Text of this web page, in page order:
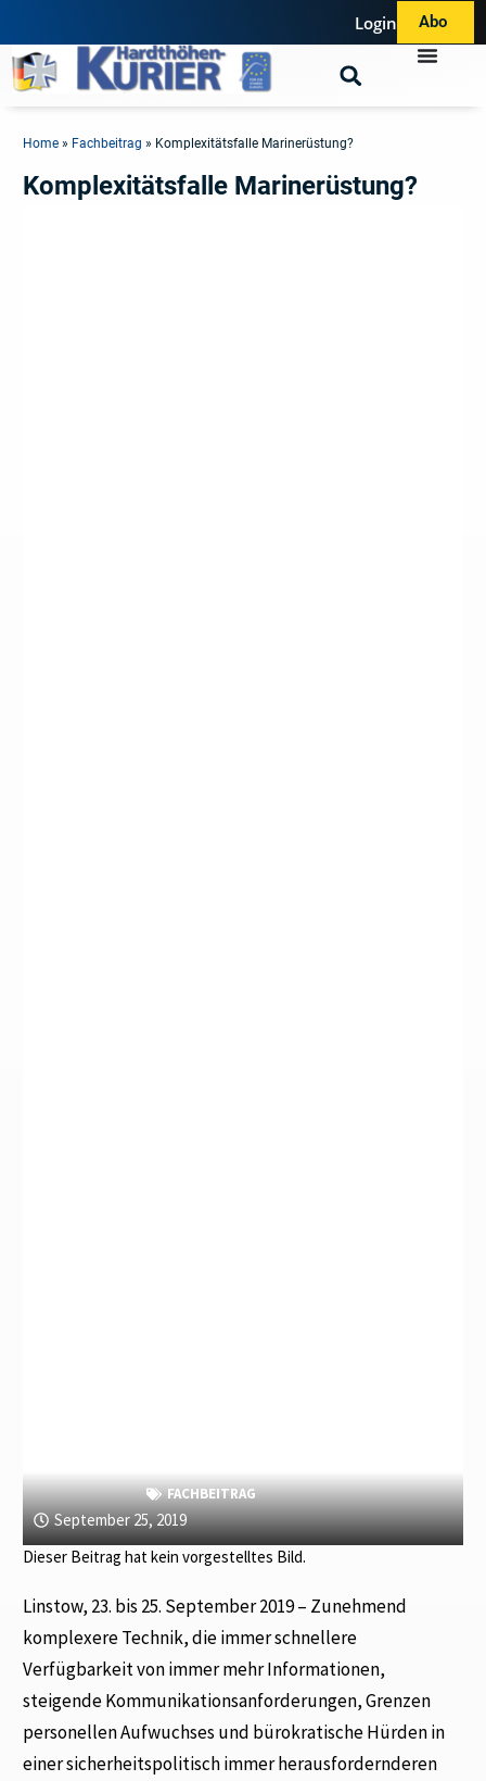
Login Abo
Home » Fachbeitrag » Komplexitätsfalle Marinerüstung?
Komplexitätsfalle Marinerüstung?
FACHBEITRAG
September 25, 2019
Dieser Beitrag hat kein vorgestelltes Bild.
Linstow, 23. bis 25. September 2019 – Zunehmend
komplexere Technik, die immer schnellere
Verfügbarkeit von immer mehr Informationen,
steigende Kommunikationsanforderungen, Grenzen
personellen Aufwuchses und bürokratische Hürden in
einer sicherheitspolitisch immer herausfordernderen